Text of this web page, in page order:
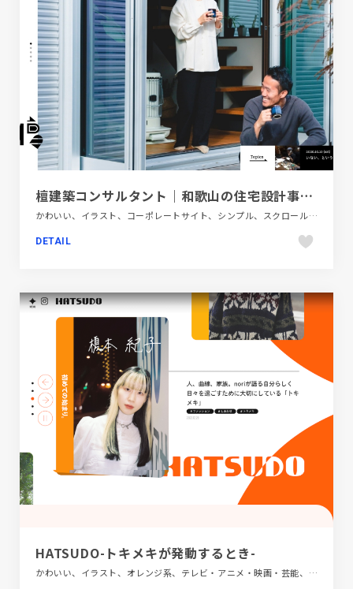
檀建築コンサルタント｜和歌山の住宅設計事務所・家づくり｜自分らしさを一番に考える住まいづくり
かわいい、イラスト、コーポレートサイト、シンプル、スクロールエフェクト、スタイリッシュ、ナチュラル、フラットデザイン、ブラック系 、ブランド・サービスサイト、ホワイト系、モーション多め、建設・住宅・不動産、手書き・ハンドメイド
DETAIL
HATSUDO-トキメキが発動するとき-
かわいい、イラスト、オレンジ系、テレビ・アニメ・映画・芸能、デザイン・アート・音楽・文芸、ブラック系 、ホワイト系、ポップ、メディアサイト、大きめ写真